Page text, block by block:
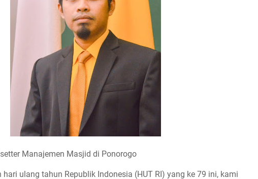
Manajemen Masjid di Ponorogo
ulang tahun Republik Indonesia (HUT RI) yang ke 79 ini, kami